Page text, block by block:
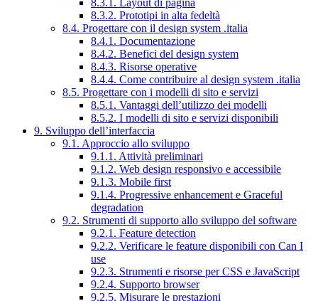
8.3.1. Layout di pagina
8.3.2. Prototipi in alta fedeltà
8.4. Progettare con il design system .italia
8.4.1. Documentazione
8.4.2. Benefici del design system
8.4.3. Risorse operative
8.4.4. Come contribuire al design system .italia
8.5. Progettare con i modelli di sito e servizi
8.5.1. Vantaggi dell’utilizzo dei modelli
8.5.2. I modelli di sito e servizi disponibili
9. Sviluppo dell’interfaccia
9.1. Approccio allo sviluppo
9.1.1. Attività preliminari
9.1.2. Web design responsivo e accessibile
9.1.3. Mobile first
9.1.4. Progressive enhancement e Graceful
degradation
9.2. Strumenti di supporto allo sviluppo del software
9.2.1. Feature detection
9.2.2. Verificare le feature disponibili con Can I
use
9.2.3. Strumenti e risorse per CSS e JavaScript
9.2.4. Supporto browser
9.2.5. Misurare le prestazioni